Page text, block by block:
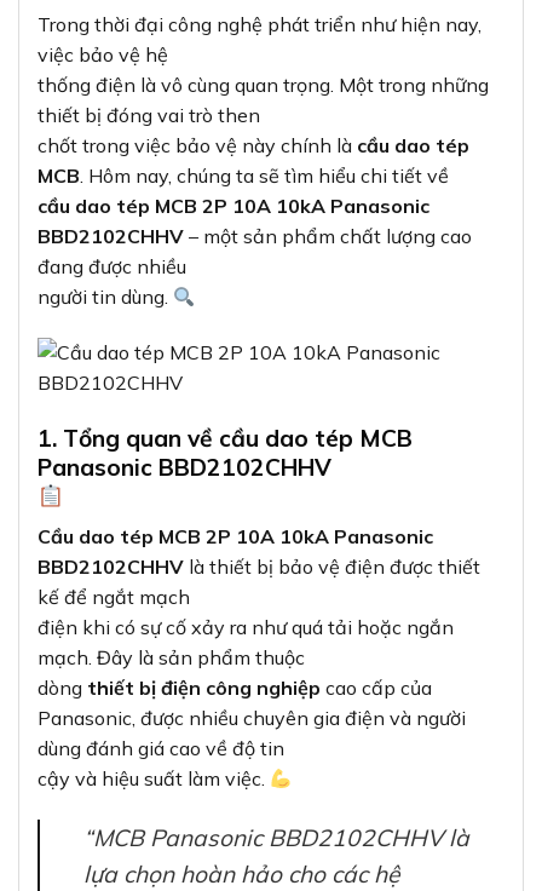
Trong thời đại công nghệ phát triển như hiện nay,
việc bảo vệ hệ
thống điện là vô cùng quan trọng. Một trong những
thiết bị đóng vai trò then
chốt trong việc bảo vệ này chính là cầu dao tép
MCB. Hôm nay, chúng ta sẽ tìm hiểu chi tiết về
cầu dao tép MCB 2P 10A 10kA Panasonic
BBD2102CHHV – một sản phẩm chất lượng cao
đang được nhiều
người tin dùng.
1. Tổng quan về cầu dao tép MCB
Panasonic BBD2102CHHV
Cầu dao tép MCB 2P 10A 10kA Panasonic
BBD2102CHHV là thiết bị bảo vệ điện được thiết
kế để ngắt mạch
điện khi có sự cố xảy ra như quá tải hoặc ngắn
mạch. Đây là sản phẩm thuộc
dòng thiết bị điện công nghiệp cao cấp của
Panasonic, được nhiều chuyên gia điện và người
dùng đánh giá cao về độ tin
cậy và hiệu suất làm việc.
“MCB Panasonic BBD2102CHHV là
lựa chọn hoàn hảo cho các hệ